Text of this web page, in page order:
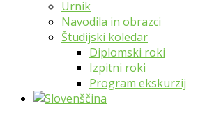
Urnik
Navodila in obrazci
Študijski koledar
Diplomski roki
Izpitni roki
Program ekskurzij